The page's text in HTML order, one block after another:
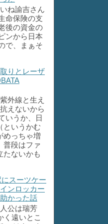
ね諭吉さん
命保険の支
後の資金の
ンから日本
で、まぁそ
りとレーザ
外線と生え
えないから
いうか、日
というかむ
めっちゃ増
普段はファ
たないかも
スーツケー
ンロッカー
かった話
公は瑞芳
く遠いとこ